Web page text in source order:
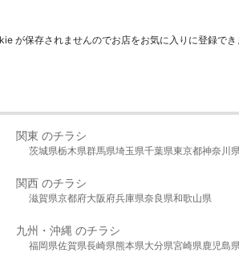
が保存されませんのでお店をお気に入りに登録でき
関東 のチラシ
茨城県栃木県群馬県埼玉県千葉県東京都神奈川
関西 のチラシ
滋賀県京都府大阪府兵庫県奈良県和歌山県
九州・沖縄 のチラシ
福岡県佐賀県長崎県熊本県大分県宮崎県鹿児島